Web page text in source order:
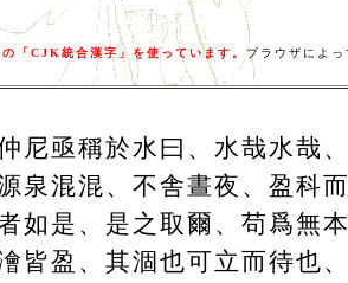
「CJK統合漢字」を使っています。 ブラウザによ
尼亟稱於水曰、水哉水哉
泉混混、不舎晝夜、盈科
如是、是之取爾、苟爲無
皆盈、其涸也可立而待也